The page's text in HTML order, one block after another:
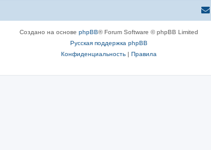
Создано на основе phpBB® Forum Software © phpBB Limited
Русская поддержка phpBB
Конфиденциальность| Правила